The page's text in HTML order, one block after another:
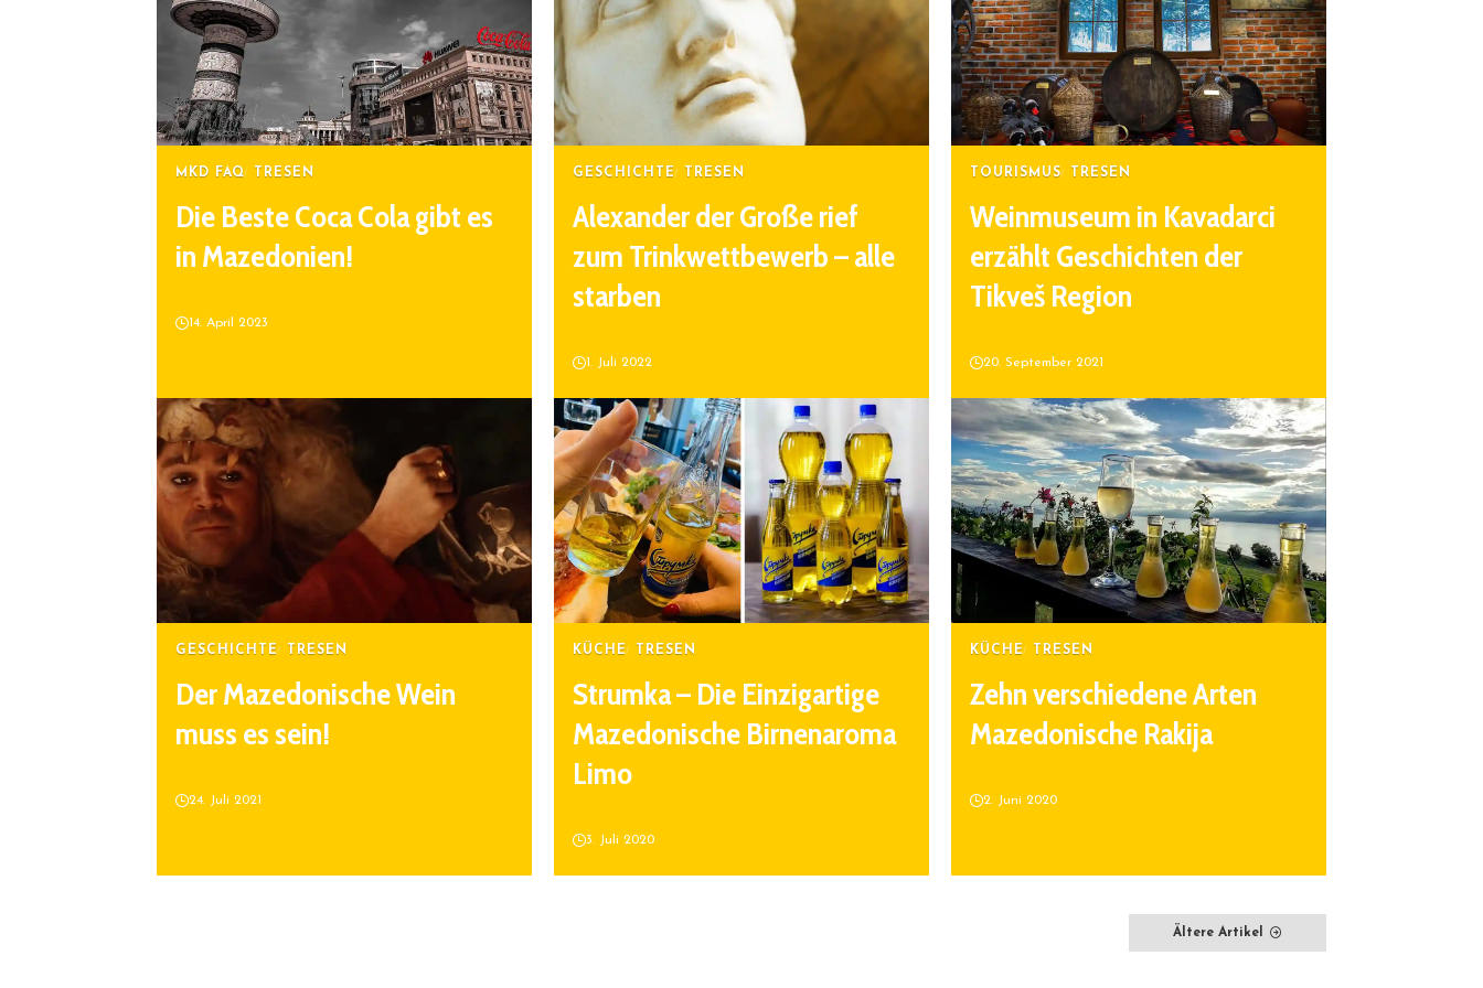
MKD FAQ TRESEN
Die Beste Coca Cola gibt es
in Mazedonien!
14. April 2023
GESCHICHTE TRESEN
Alexander der Große rief
zum Trinkwettbewerb – alle
starben
1. Juli 2022
TOURISMUS TRESEN
Weinmuseum in Kavadarci
erzählt Geschichten der
Tikveš Region
20. September 2021
GESCHICHTE TRESEN
Der Mazedonische Wein
muss es sein!
24. Juli 2021
KÜCHE TRESEN
Strumka – Die Einzigartige
Mazedonische Birnenaroma
Limo
3. Juli 2020
KÜCHE TRESEN
Zehn verschiedene Arten
Mazedonische Rakija
2. Juni 2020
Ältere Artikel